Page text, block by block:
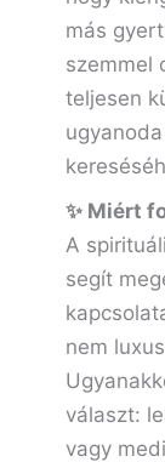
más
szemmel
teljesen
✨ Miért
A
segít
nem
választ:
vagy